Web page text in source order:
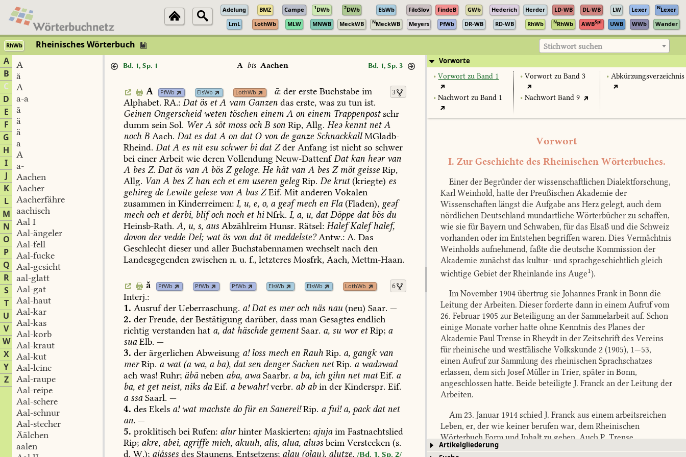
Adelung BMZ Campe 1DWb 2DWb ElsWb FiloSlov FindeB GWb Hederich Herder LD-WB DL-WB LW Lexer NLexer
LmL
LothWb MLW MNWB MeckWB NMeckWB Meyers PfWb DR-WB RD-WB RhWb NRhWb AWBSpl UWB WWb Wander
RhWb Rheinisches Wörterbuch Stichwort suchen
A
B
C
D
E
F
G
H
I
J
K
L
M
N
O
P
Q
R
S
T
U
V
W
X
Y
Z
A
ă
A
a-a
ā
ä
ä
a
A
a-
Aachen
Aacher
Aacherfähre
aachisch
Aal I
Aal-ängeler
Aal-fell
Aal-fucke
Aal-gesicht
aal-glatt
Aal-gat
Aal-haut
Aal-kar
Aal-kas
Aal-korb
Aal-kraut
Aal-kut
Aal-leine
Aal-raupe
Aal-reipe
Aal-schere
Aal-schnur
Aal-stecher
Äälchen
aalen
Bd. 1, Sp. 1 A bis Aachen Bd. 1, Sp. 3
3
A PfWb ElsWb LothWb ā: der erste Buchstabe im
Alphabet. RA.: Datös etA vam Ganzen das erste, was zu tun ist.
Geinen Ongerscheidweten töschen einem A on einem Trappenpostsehr
dumm sein Sol. WerA sötmoss och B son Rip, Allg. HeəkenntnetA
noch B Aach. Dates datA on datOvon de ganze Schnackkall MGladb-
Rheind. DatA es nitesu schwerbidatZder Anfang ist nicht so schwer
bei einer Arbeit wie deren Vollendung Neuw-Dattenf Datkan heərvan
A bes Z. Datös van A bös Zgeloge. He hätvan A bes Zmötgeisse Rip,
Allg. Van A bes Zhan ech etem useren gelegRip. De krut(kriegte) es
gehiregde Lewite gelese von A bas ZEif. Mit anderen Vokalen
zusammen in Kinderreimen: I, u, e, o, ageəfmech en Fla(Fladen), geəf
mech och etderbi, blifoch noch ethiNfrk. I, a, u, datDöppe datbös du
Heinsb-Rath. A, u, s, aus Abzählreim Hunsr. Rätsel: HalefKalefhalef,
dovon dervedde Del;watös von datötmeddelste?Antw.: A. Das
Geschlecht dieser und aller Buchstabennamen wechselt nach den
Landesgegenden zwischen n. u. f., letzteres Mosfrk, Aach, Mettm-Haan.
6
ă PfWb PfWb PfWb ElsWb ElsWb LothWb
Interj.:
1. Ausrufder Ueberraschung. a!Dates meroch näs nau (neu) Saar. —
2. der Freude, der Bestätigung darüber, dass man Gesagtes endlich
richtig verstanden hat a, dathäschde gementSaar. a, su woretRip; a
suaElb. —
3. der ärgerlichen Abweisung a!loss mech en Rauh Rip. a, gangkvan
merRip. awat(awa, aba), datsen dengerSachen netRip. awadəwad
ach was! Ruhr; äbäneben aba, awa Saarbr. aba, ich gihn netmatEif. a
ba, etgetneist, niks daEif. abewahr!verbr. ababin der Kinderspr. Eif.
assa Saarl. —
4. des Ekels a!watmachste dofüren Sauerei!Rip. afui!a, packdatnet
an. —
5. proklitisch bei Rufen: alurhinter Maskierten; ajujaim Fastnachtslied
Rip; akre, abei, agriffe mich, akuuh, alis, alua, aluəs beim Verstecken (s.
d. W.); ajásses des Staunens, Entsetzens; alau (olau), alutze, /Bd. 1, Sp. 2/
Vorworte
• Vorwort zu Band 1
• Nachwort zu Band 1
• Vorwort zu Band 3
• Nachwort Band 9
• Abkürzungsverzeichnis
Vorwort
I. Zur Geschichte des Rheinischen Wörterbuches.
Einer der Begründer der wissenschaftlichen Dialektforschung,
Karl Weinhold, hatte der Preußischen Akademie der
Wissenschaften längst die Aufgabe ans Herz gelegt, auch dem
nördlichen Deutschland mundartliche Wörterbücher zu schaffen,
wie sie für Bayern und Schwaben, für das Elsaß und die Schweiz
vorhanden oder im Entstehen begriffen waren. Dies Vermächtnis
Weinholds aufnehmend, faßte die deutsche Kommission der
Akademie zunächst das kultur- und sprachgeschichtlich gleich
wichtige Gebiet der Rheinlande ins Auge1).
Im November 1904 übertrug sie Johannes Frank in Bonn die
Leitung der Arbeiten. Dieser forderte dann in einem Aufruf vom
26. Februar 1905 zur Beteiligung an der Sammelarbeit auf. Schon
einige Monate vorher hatte ohne Kenntnis des Planes der
Akademie Paul Trense in Rheydt in der Zeitschrift des Vereins
für rheinische und westfälische Volkskunde 2 (1905), 1—53,
einen Aufruf zur Sammlung des rheinischen Sprachschatzes
erlassen, dem sich Josef Müller in Trier, später in Bonn,
angeschlossen hatte. Beide beteiligte J. Franck an der Leitung der
Arbeiten.
Am 23. Januar 1914 schied J. Franck aus einem arbeitsreichen
Leben, er, der wie keiner berufen war, dem Rheinischen
Wörterbuch Form und Inhalt zu geben. Auch P. Trense,
besonders in der Erschließung des niederfränkischen Teiles
Artikelgliederung